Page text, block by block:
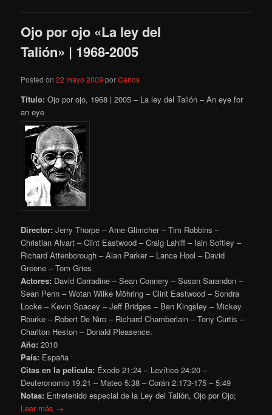
Ojo por ojo «La ley del
Talión» | 1968-2005
Posted on22 mayo 2009 porCarlos
Título:Ojo por ojo, 1968 | 2005 – La ley del Talión – An eye for
an eye
Director: Jerry Thorpe – Arne Glimcher – Tim Robbins –
Christian Alvart – Clint Eastwood – Craig Lahiff – Iain Softley –
Richard Attenborough – Alan Parker – Lance Hool – David
Greene – Tom Gries
Actores: David Carradine – Sean Connery – Susan Sarandon –
Sean Penn – Wotan Wilke Möhring – Clint Eastwood – Sondra
Locke – Kevin Spacey – Jeff Bridges – Ben Kingsley – Mickey
Rourke – Robert De Niro – Richard Chamberlain – Tony Curtis –
Charlton Heston – Donald Pleasence.
Año: 2010
País: España
Citas en la película: Éxodo 21:24 – Levítico 24:20 –
Deuteronomio 19:21 – Mateo 5:38 – Corán 2:173-175 – 5:49
Notas: Entretenido especial de la Ley del Talión, Ojo por Ojo;
Leer más →